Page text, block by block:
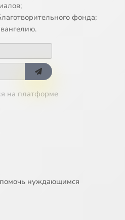
фонда;
на платформе
нуждающимся